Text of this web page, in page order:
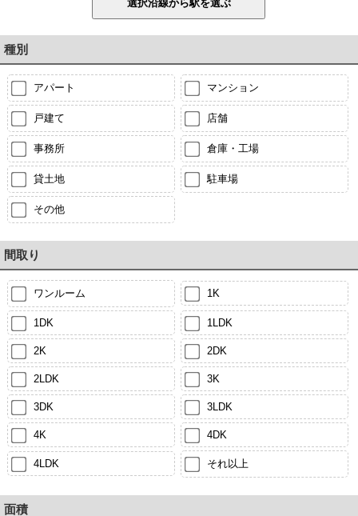
種別
アパート マンション
戸建て 店舗
事務所 倉庫・工場
貸土地 駐車場
その他
間取り
ワンルーム 1K
1DK 1LDK
2K 2DK
2LDK 3K
3DK 3LDK
4K 4DK
4LDK それ以上
面積